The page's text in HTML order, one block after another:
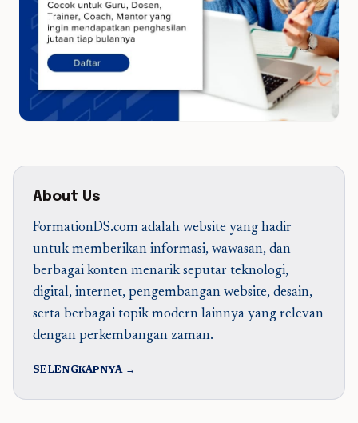
About Us
FormationDS.com adalah website yang hadir
untuk memberikan informasi, wawasan, dan
berbagai konten menarik seputar teknologi,
digital, internet, pengembangan website, desain,
serta berbagai topik modern lainnya yang relevan
dengan perkembangan zaman.
SELENGKAPNYA →